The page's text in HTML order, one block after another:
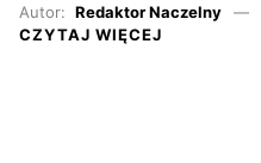
Autor: Redaktor Naczelny
CZYTAJ WIĘCEJ